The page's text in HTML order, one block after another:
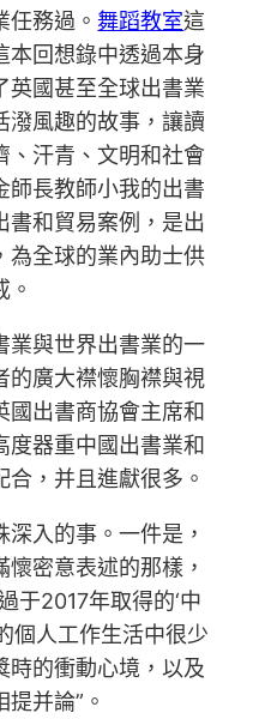
務過。 舞蹈教室這
本回想錄中透過本身
英國甚至全球出書業
潑風趣的故事，讓讀
、汗青、文明和社會
師長教師小我的出書
書和貿易案例，是出
為全球的業內助士供
業與世界出書業的一
的廣大襟懷胸襟與視
國出書商協會主席和
度器重中國出書業和
，并且進獻很多。
入的事。一件是，
密意表述的那樣，
于2017年取得的‘中
個人工作生活中很少
時的衝動心境，以及
并論”。